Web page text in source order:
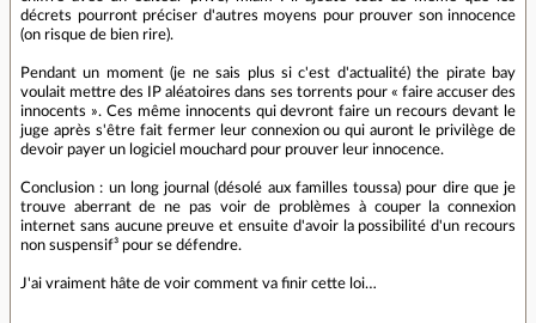
décrets pourront préciser d'autres moyens pour prouver son innocence
(on risque de bien rire).
Pendant un moment (je ne sais plus si c'est d'actualité) the pirate bay
voulait mettre des IP aléatoires dans ses torrents pour « faire accuser des
innocents ». Ces même innocents qui devront faire un recours devant le
juge après s'être fait fermer leur connexion ou qui auront le privilège de
devoir payer un logiciel mouchard pour prouver leur innocence.
Conclusion : un long journal (désolé aux familles toussa) pour dire que je
trouve aberrant de ne pas voir de problèmes à couper la connexion
internet sans aucune preuve et ensuite d'avoir la possibilité d'un recours
non suspensif³ pour se défendre.
J'ai vraiment hâte de voir comment va finir cette loi…